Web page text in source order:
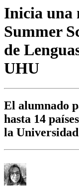
Inicia una
Summer
de
UHU
El alumnado
hasta 14
la